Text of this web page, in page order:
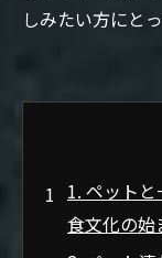
しみたい方にと
1. ペット
食文化の始